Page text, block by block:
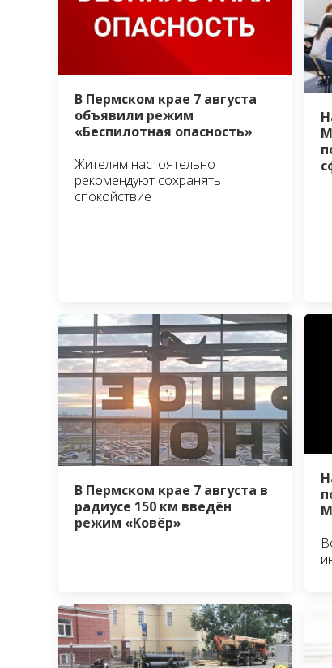
В Пермском крае 7 августа
объявили режим
«Беспилотная опасность»
Жителям настоятельно
рекомендуют сохранять
спокойствие
В Пермском крае 7 августа в
радиусе 150 км введён
режим «Ковёр»